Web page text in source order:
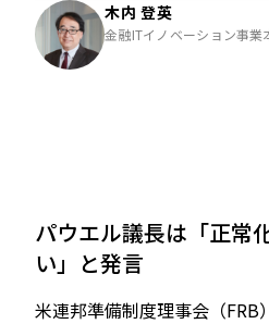
木内 登英
金融ITイノベーション事業
パウエル議長は「正常
い」と発言
米連邦準備制度理事会（FRB